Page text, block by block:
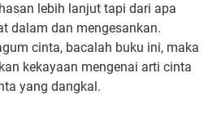
lebih lanjut tapi dari apa
dalam dan mengesankan.
cinta, bacalah buku ini, maka
kekayaan mengenai arti cinta
yang dangkal.